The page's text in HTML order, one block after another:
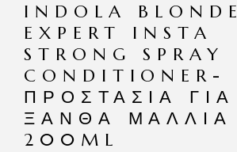
INDOLA BLONDE
EXPERT INSTA
STRONG SPRAY
CONDITIONER-
ΠΡΟΣΤΑΣΊΑ ΓΙΑ
ΞΑΝΘΆ ΜΑΛΛΙΆ
200ML